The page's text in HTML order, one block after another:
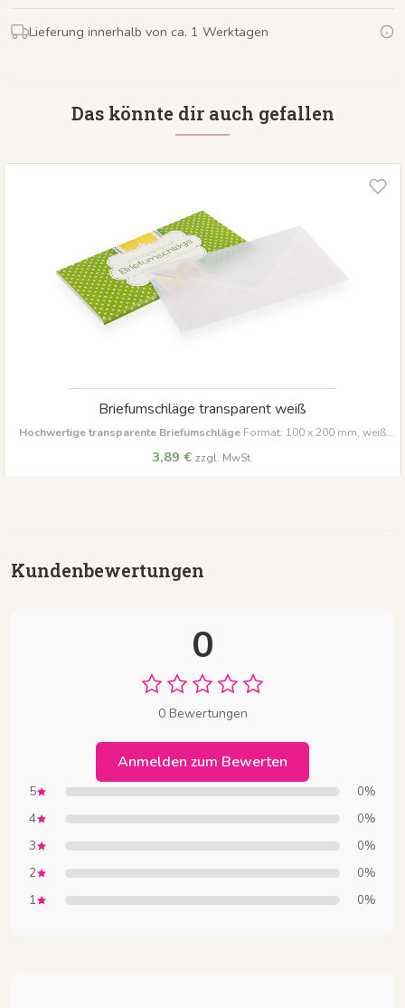
Lieferung innerhalb von ca. 1 Werktagen
Das könnte dir auch gefallen
Briefumschläge transparent weiß
Hochwertige transparente Briefumschläge Format: 100 x 200 mm, weiß
3,89 € zzgl. MwSt.
Kundenbewertungen
0
0 Bewertungen
Anmelden zum Bewerten
5 0%
4 0%
3 0%
2 0%
1 0%